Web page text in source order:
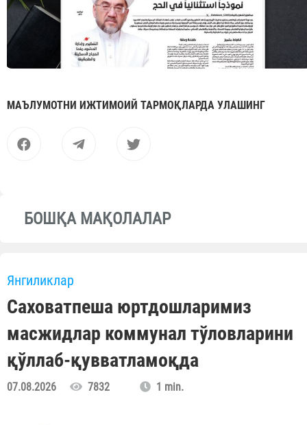
МАЪЛУМОТНИ ИЖТИМОИЙ ТАРМОҚЛАРДА УЛАШИНГ
БОШҚА МАҚОЛАЛАР
Янгиликлар
Саховатпеша юртдошларимиз
масжидлар коммунал тўловларини
қўллаб-қувватламоқда
07.08.2026 7832 1 min.